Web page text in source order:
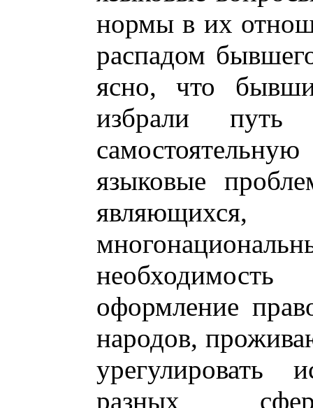
нормы в их
распадом
ясно, что
избрали путь
языковые
необходимость
оформление
народов,
урегулировать
разных